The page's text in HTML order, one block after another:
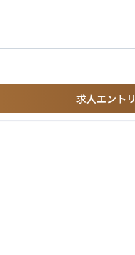
られる価値貢 献と、今後必須
…」
求人エント